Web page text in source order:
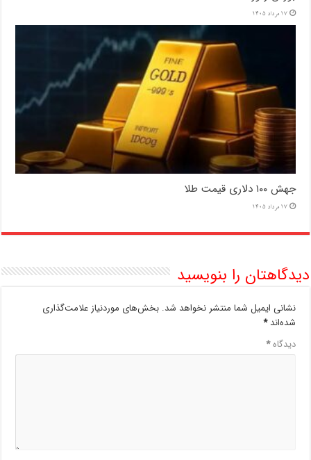
17 مرداد 1405
جهش ۱۰۰ دلاری قیمت طلا
17 مرداد 1405
دیدگاهتان را بنویسید
نشانی ایمیل شما منتشر نخواهد شد. بخش‌های موردنیاز علامت‌گذاری
شده‌اند*
دیدگاه*